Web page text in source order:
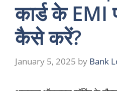
कार्ड के EMI
कैसे करें?
January 5, 2025 by Bank